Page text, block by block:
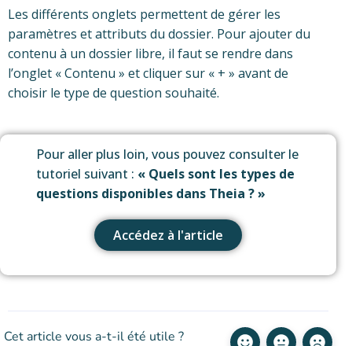
Les différents onglets permettent de gérer les
paramètres et attributs du dossier. Pour ajouter du
contenu à un dossier libre, il faut se rendre dans
l’onglet « Contenu » et cliquer sur « + » avant de
choisir le type de question souhaité.
Pour aller plus loin, vous pouvez consulter le
tutoriel suivant : « Quels sont les types de
questions disponibles dans Theia ? »
Accédez à l'article
Cet article vous a-t-il été utile ?